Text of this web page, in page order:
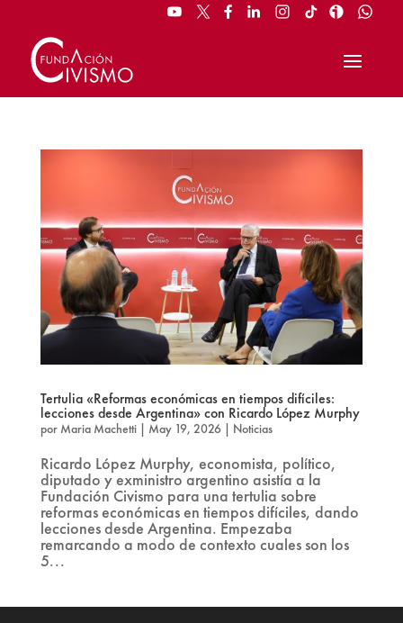
Tertulia «Reformas económicas en tiempos difíciles:
lecciones desde Argentina» con Ricardo López Murphy
por Maria Machetti| May 19, 2026| Noticias
Ricardo López Murphy, economista, político,
diputado y exministro argentino asistía a la
Fundación Civismo para una tertulia sobre
reformas económicas en tiempos difíciles, dando
lecciones desde Argentina. Empezaba
remarcando a modo de contexto cuales son los
5...